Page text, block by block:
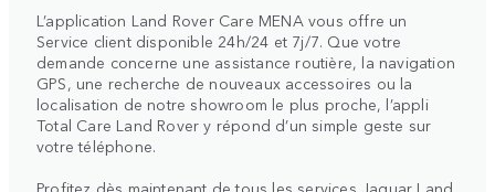
L’application Land Rover Care MENA vous offre un
Service client disponible 24h/24 et 7j/7. Que votre
demande concerne une assistance routière, la navigation
GPS, une recherche de nouveaux accessoires ou la
localisation de notre showroom le plus proche, l’appli
Total Care Land Rover y répond d’un simple geste sur
votre téléphone.